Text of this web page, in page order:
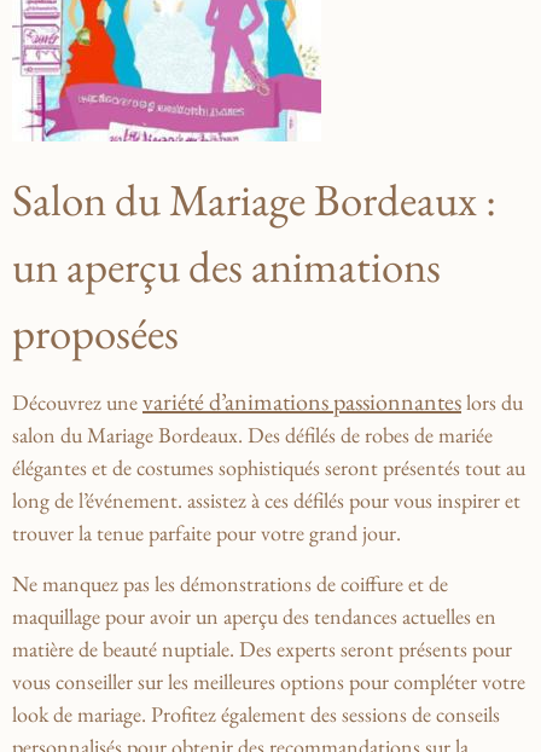
Salon⁤ du Mariage Bordeaux :
un aperçu des animations
proposées
Découvrez unevariété d’animations⁤ passionnanteslors du⁤
salon du Mariage ​Bordeaux. Des défilés de robes de mariée
élégantes et de costumes sophistiqués seront présentés tout au
long de l’événement. assistez‍ à ces défilés pour vous inspirer et
trouver la tenue ⁤parfaite pour votre grand ⁤jour.
Ne manquez pas les démonstrations‌ de coiffure et de
maquillage ​pour‌ avoir un aperçu des tendances ⁢actuelles en⁤
matière de beauté nuptiale. Des experts⁣ seront présents pour
vous conseiller sur ⁣les meilleures options⁢ pour compléter‍ votre
look de mariage. Profitez ‍également des sessions de conseils
personnalisés pour obtenir des recommandations sur la